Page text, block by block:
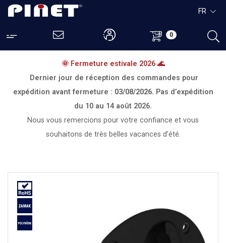
0
FR
🌞 Fermeture estivale 2026 🌊
Dernier jour de réception des commandes pour
expédition avant fermeture : 03/08/2026. Pas d’expédition
du 10 au 14 août 2026.
Nous vous remercions pour votre confiance et vous
souhaitons de très belles vacances d’été.